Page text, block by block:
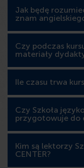
Jak będę
znam
Czy podczas
materiały
Ile czasu trwa
Czy Szkoła
przygotowuje do
Kim są lektorzy
CENTER?